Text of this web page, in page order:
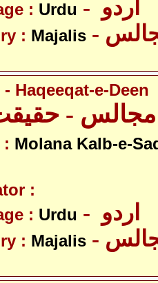
: Urdu
: Majalis
Haqeeqat-e-Deen
: Molana Kalb-e-
:
: Urdu
: Majalis